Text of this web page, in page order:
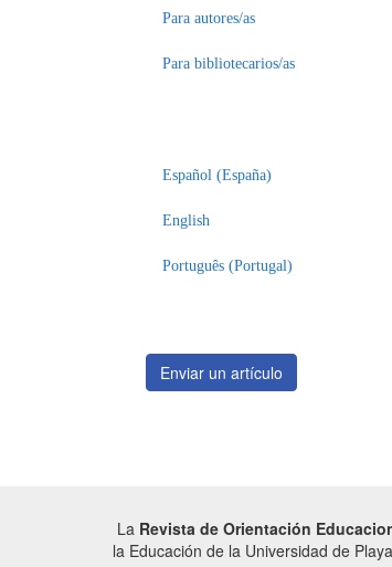
Para autores/as
Para bibliotecarios/as
Español (España)
English
Português (Portugal)
Enviar
un
Enviar un artículo
La Revista de Orientación
la Educación de la Universidad de